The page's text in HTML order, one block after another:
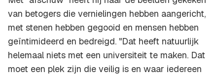
van betogers die vernielingen hebben aangericht,
met stenen hebben gegooid en mensen hebben
geïntimideerd en bedreigd. "Dat heeft natuurlijk
helemaal niets met een universiteit te maken. Dat
moet een plek zijn die veilig is en waar iedereen